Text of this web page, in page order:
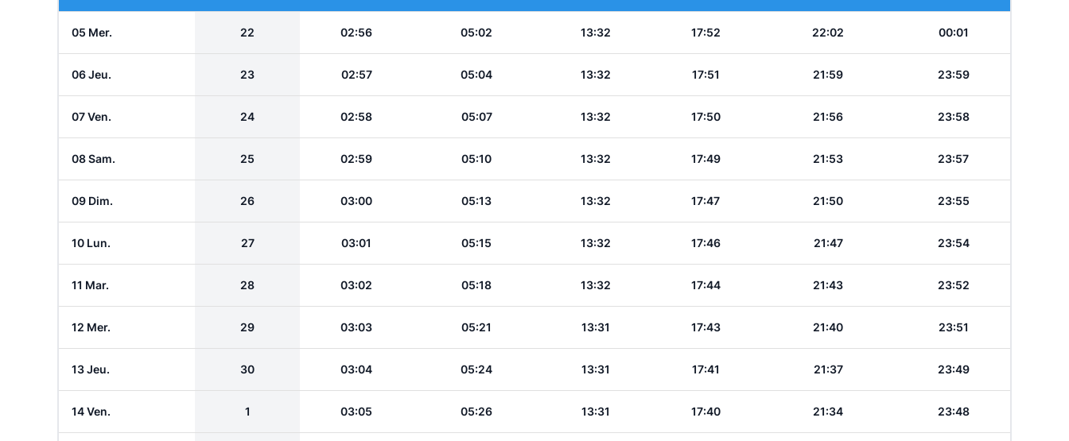
05 Mer. 22 02:56 05:02 13:32 17:52 22:02 00:01
06 Jeu. 23 02:57 05:04 13:32 17:51 21:59 23:59
07 Ven. 24 02:58 05:07 13:32 17:50 21:56 23:58
08 Sam. 25 02:59 05:10 13:32 17:49 21:53 23:57
09 Dim. 26 03:00 05:13 13:32 17:47 21:50 23:55
10 Lun. 27 03:01 05:15 13:32 17:46 21:47 23:54
11 Mar. 28 03:02 05:18 13:32 17:44 21:43 23:52
12 Mer. 29 03:03 05:21 13:31 17:43 21:40 23:51
13 Jeu. 30 03:04 05:24 13:31 17:41 21:37 23:49
14 Ven. 1 03:05 05:26 13:31 17:40 21:34 23:48